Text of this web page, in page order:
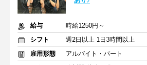
給与
時給1250円～
シフト
週2日以上 1日3時間以上
雇用形態
アルバイト・パート